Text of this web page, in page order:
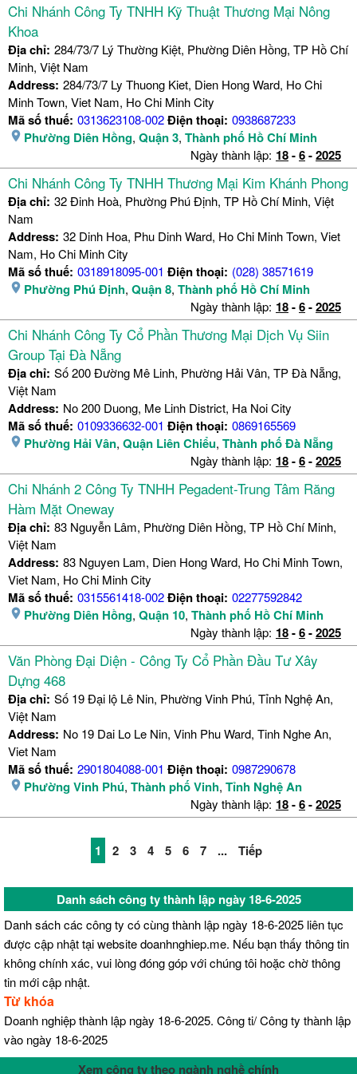
Chi Nhánh Công Ty TNHH Kỹ Thuật Thương Mại Nông
Khoa
Địa chỉ: 284/73/7 Lý Thường Kiệt, Phường Diên Hồng, TP Hồ Chí
Minh, Việt Nam
Address: 284/73/7 Ly Thuong Kiet, Dien Hong Ward, Ho Chi
Minh Town, Viet Nam, Ho Chi Minh City
Mã số thuế: 0313623108-002Điện thoại: 0938687233
Phường Diên Hồng, Quận 3, Thành phố Hồ Chí Minh
Ngày thành lập: 18-6-2025
Chi Nhánh Công Ty TNHH Thương Mại Kim Khánh Phong
Địa chỉ: 32 Đinh Hoà, Phường Phú Định, TP Hồ Chí Minh, Việt
Nam
Address: 32 Dinh Hoa, Phu Dinh Ward, Ho Chi Minh Town, Viet
Nam, Ho Chi Minh City
Mã số thuế: 0318918095-001 Điện thoại: (028) 38571619
Phường Phú Định, Quận 8, Thành phố Hồ Chí Minh
Ngày thành lập: 18-6-2025
Chi Nhánh Công Ty Cổ Phần Thương Mại Dịch Vụ Siin
Group Tại Đà Nẵng
Địa chỉ: Số 200 Đường Mê Linh, Phường Hải Vân, TP Đà Nẵng,
Việt Nam
Address: No 200 Duong, Me Linh District, Ha Noi City
Mã số thuế: 0109336632-001 Điện thoại: 0869165569
Phường Hải Vân, Quận Liên Chiểu, Thành phố Đà Nẵng
Ngày thành lập: 18-6-2025
Chi Nhánh 2 Công Ty TNHH Pegadent-Trung Tâm Răng
Hàm Mặt Oneway
Địa chỉ: 83 Nguyễn Lâm, Phường Diên Hồng, TP Hồ Chí Minh,
Việt Nam
Address: 83 Nguyen Lam, Dien Hong Ward, Ho Chi Minh Town,
Viet Nam, Ho Chi Minh City
Mã số thuế: 0315561418-002Điện thoại: 02277592842
Phường Diên Hồng, Quận 10, Thành phố Hồ Chí Minh
Ngày thành lập: 18-6-2025
Văn Phòng Đại Diện - Công Ty Cổ Phần Đầu Tư Xây
Dựng 468
Địa chỉ: Số 19 Đại lộ Lê Nin, Phường Vinh Phú, Tỉnh Nghệ An,
Việt Nam
Address: No 19 Dai Lo Le Nin, Vinh Phu Ward, Tinh Nghe An,
Viet Nam
Mã số thuế: 2901804088-001 Điện thoại: 0987290678
Phường Vinh Phú, Thành phố Vinh, Tỉnh Nghệ An
Ngày thành lập: 18-6-2025
1 2 3 4 5 6 7 ... Tiếp
Danh sách công ty thành lập ngày 18-6-2025
Danh sách các công ty có cùng thành lập ngày 18-6-2025 liên tục
được cập nhật tại website doanhnghiep.me. Nếu bạn thấy thông tin
không chính xác, vui lòng đóng góp với chúng tôi hoặc chờ thông
tin mới cập nhật.
Từ khóa
Doanh nghiệp thành lập ngày 18-6-2025. Công ti/ Công ty thành lập
vào ngày 18-6-2025
Xem công ty theo ngành nghề chính